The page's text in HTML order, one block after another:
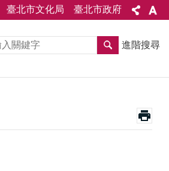
臺北市文化局 臺北市政府
進階搜尋